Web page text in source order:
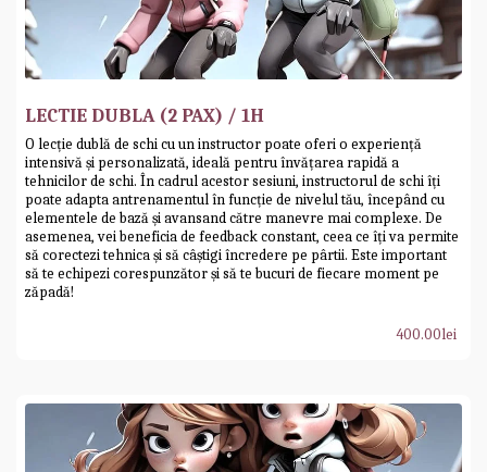
LECTIE DUBLA (2 PAX) / 1H
O lecție dublă de schi cu un instructor poate oferi o experiență
intensivă și personalizată, ideală pentru învățarea rapidă a
tehnicilor de schi. În cadrul acestor sesiuni, instructorul de schi îți
poate adapta antrenamentul în funcție de nivelul tău, începând cu
elementele de bază și avansand către manevre mai complexe. De
asemenea, vei beneficia de feedback constant, ceea ce îți va permite
să corectezi tehnica și să câștigi încredere pe pârtii. Este important
să te echipezi corespunzător și să te bucuri de fiecare moment pe
zăpadă!
400.00lei